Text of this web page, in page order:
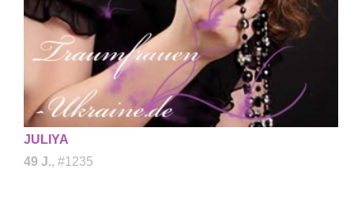
JULIYA
49 J., #1235